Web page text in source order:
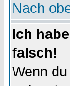
Nach
Ich
falsch!
Wenn